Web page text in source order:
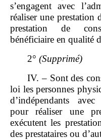
s’engagent avec
réaliser une prestation
prestation de
bénéficiaire en qualité
2° (Supprimé)
IV. – Sont des
loi les personnes
d’indépendants
pour réaliser une
exécutent les
des prestataires ou